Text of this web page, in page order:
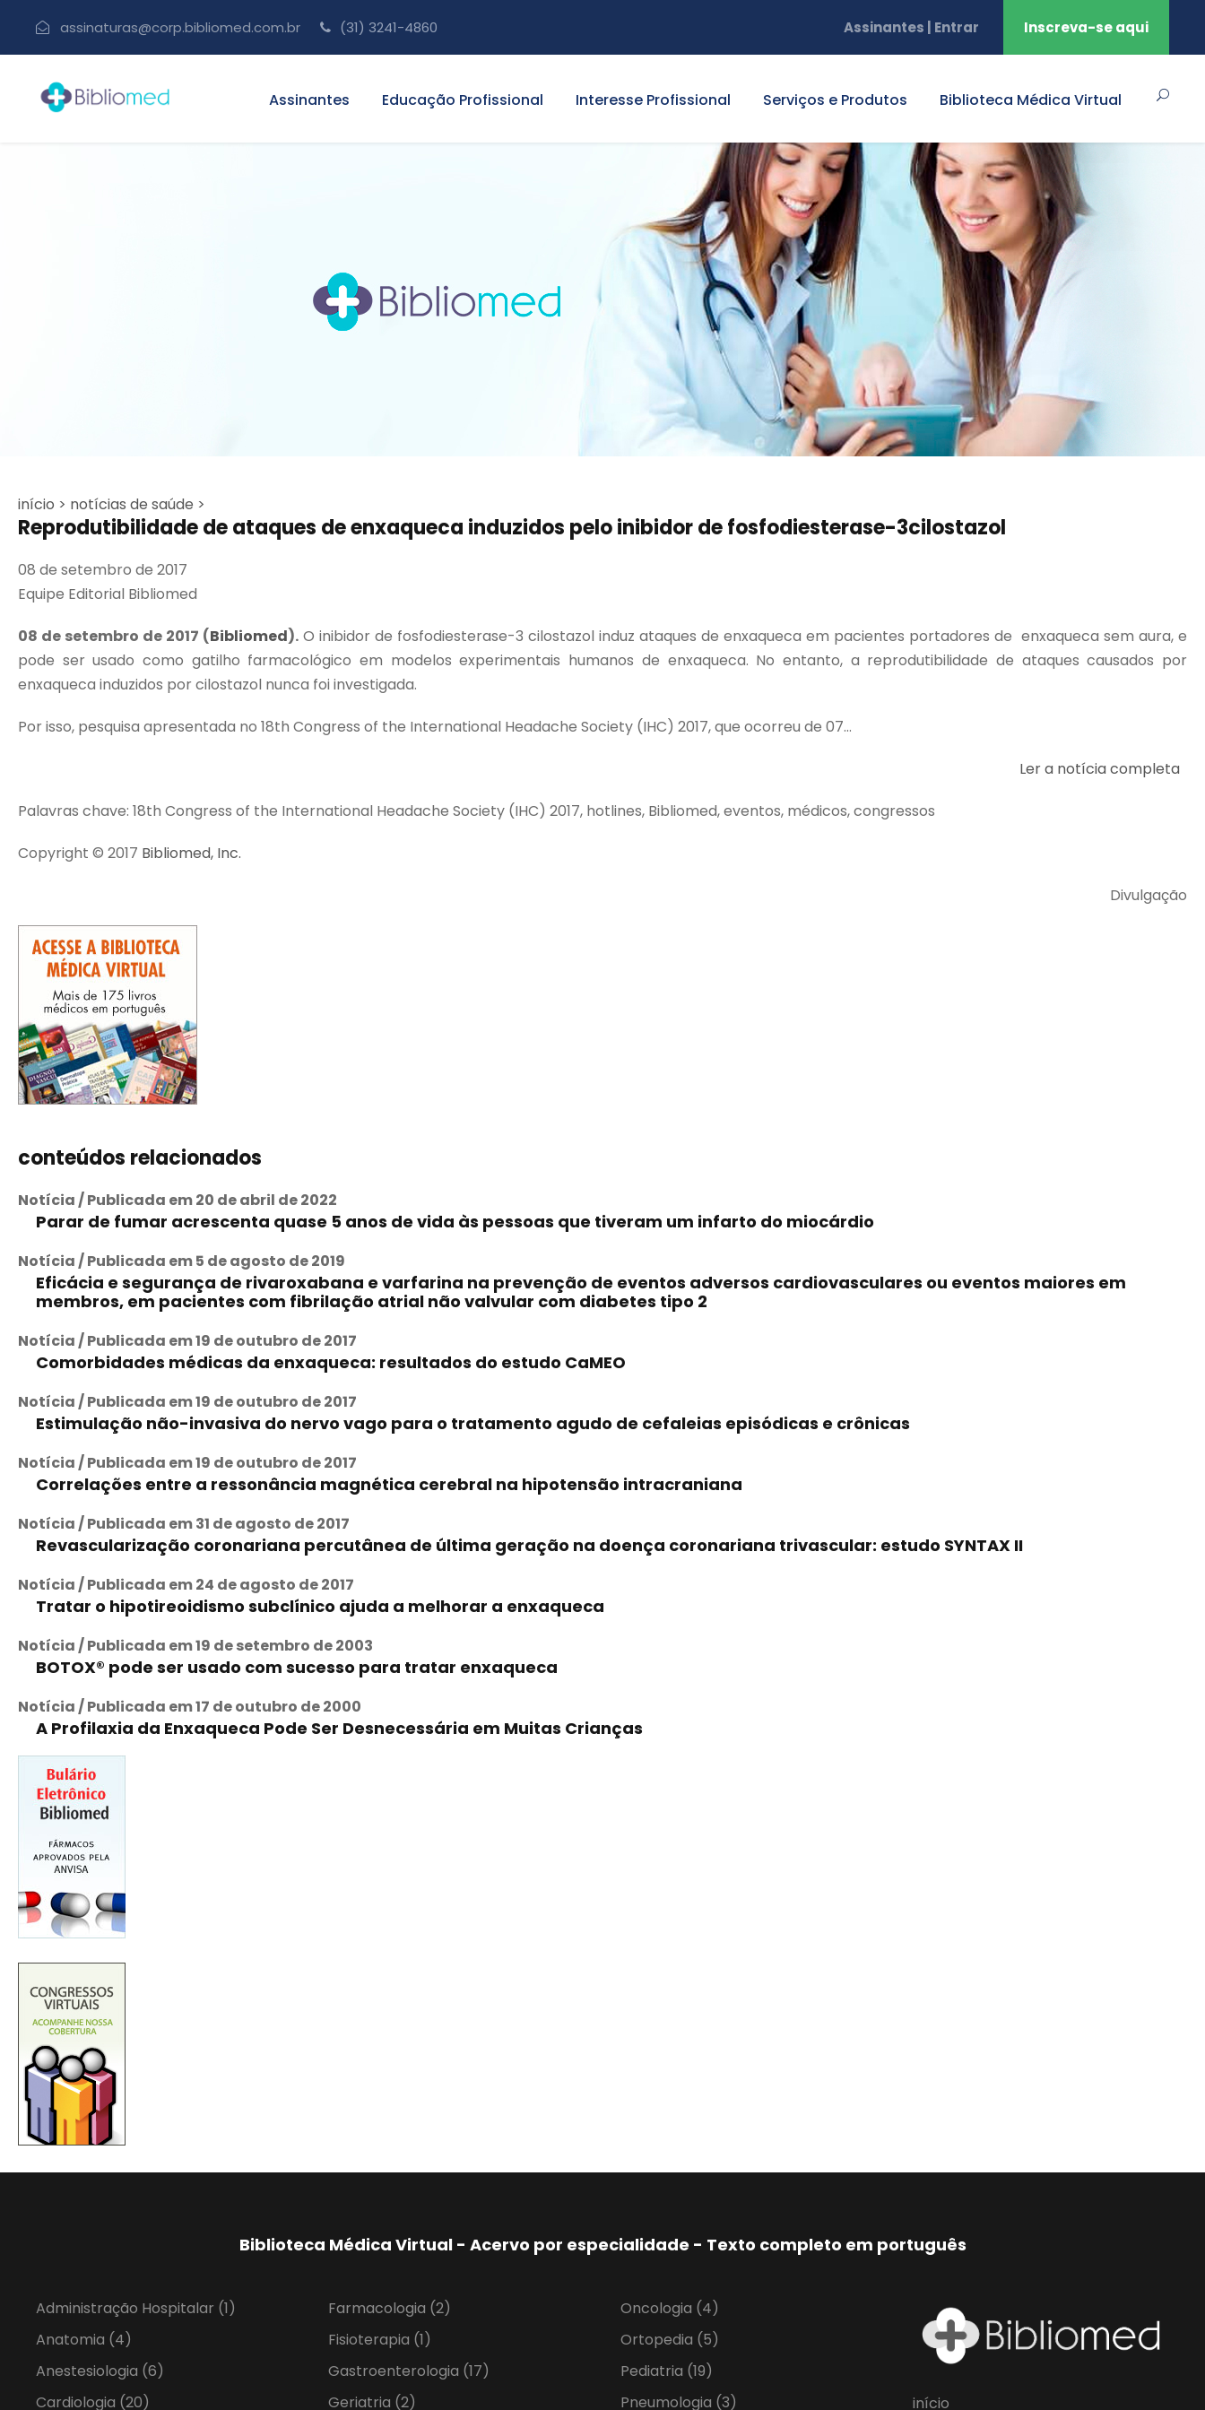
assinaturas@corp.bibliomed.com.br (31) 3241-4860 Assinantes | Entrar Inscreva-se aqui
Assinantes Educação Profissional Interesse Profissional Serviços e Produtos Biblioteca Médica Virtual
início > notícias de saúde >
Reprodutibilidade de ataques de enxaqueca induzidos pelo inibidor de fosfodiesterase-3cilostazol
08 de setembro de 2017
Equipe Editorial Bibliomed
08 de setembro de 2017 (Bibliomed). O inibidor de fosfodiesterase-3 cilostazol induz ataques de enxaqueca em pacientes portadores de enxaqueca sem aura, e
pode ser usado como gatilho farmacológico em modelos experimentais humanos de enxaqueca. No entanto, a reprodutibilidade de ataques causados ​​por
enxaqueca induzidos por cilostazol nunca foi investigada.
Por isso, pesquisa apresentada no 18th Congress of the International Headache Society (IHC) 2017, que ocorreu de 07...
Ler a notícia completa
Palavras chave: 18th Congress of the International Headache Society (IHC) 2017, hotlines, Bibliomed, eventos, médicos, congressos
Copyright © 2017 Bibliomed, Inc.
Divulgação
conteúdos relacionados
Notícia / Publicada em 20 de abril de 2022
Parar de fumar acrescenta quase 5 anos de vida às pessoas que tiveram um infarto do miocárdio
Notícia / Publicada em 5 de agosto de 2019
Eficácia e segurança de rivaroxabana e varfarina na prevenção de eventos adversos cardiovasculares ou eventos maiores em
membros, em pacientes com fibrilação atrial não valvular com diabetes tipo 2
Notícia / Publicada em 19 de outubro de 2017
Comorbidades médicas da enxaqueca: resultados do estudo CaMEO
Notícia / Publicada em 19 de outubro de 2017
Estimulação não-invasiva do nervo vago para o tratamento agudo de cefaleias episódicas e crônicas
Notícia / Publicada em 19 de outubro de 2017
Correlações entre a ressonância magnética cerebral na hipotensão intracraniana
Notícia / Publicada em 31 de agosto de 2017
Revascularização coronariana percutânea de última geração na doença coronariana trivascular: estudo SYNTAX II
Notícia / Publicada em 24 de agosto de 2017
Tratar o hipotireoidismo subclínico ajuda a melhorar a enxaqueca
Notícia / Publicada em 19 de setembro de 2003
BOTOX® pode ser usado com sucesso para tratar enxaqueca
Notícia / Publicada em 17 de outubro de 2000
A Profilaxia da Enxaqueca Pode Ser Desnecessária em Muitas Crianças
Biblioteca Médica Virtual - Acervo por especialidade - Texto completo em português
Administração Hospitalar (1)
Anatomia (4)
Anestesiologia (6)
Cardiologia (20)
Farmacologia (2)
Fisioterapia (1)
Gastroenterologia (17)
Geriatria (2)
Oncologia (4)
Ortopedia (5)
Pediatria (19)
Pneumologia (3) início